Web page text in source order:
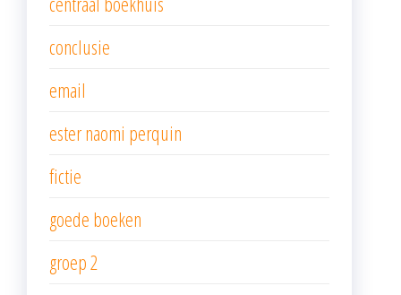
conclusie
email
ester naomi perquin
fictie
goede boeken
groep 2